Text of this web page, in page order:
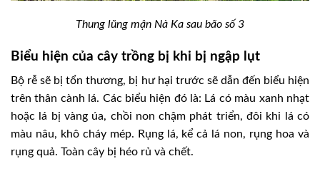
Thung lũng mận Nà Ka sau bão số 3
Biểu hiện của cây trồng bị khi bị ngập lụt
Bộ rễ sẽ bị tổn thương, bị hư hại trước sẽ dẫn đến biểu hiện
trên thân cành lá. Các biểu hiện đó là: Lá có màu xanh nhạt
hoặc lá bị vàng úa, chồi non chậm phát triển, đôi khi lá có
màu nâu, khô cháy mép. Rụng lá, kể cả lá non, rụng hoa và
rụng quả. Toàn cây bị héo rủ và chết.